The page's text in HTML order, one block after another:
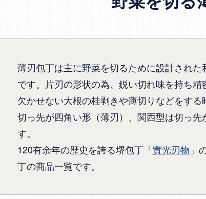
薄刃包丁は主に野菜を切るために設計され
です。片刃の形状の為、鋭い切れ味を持ち
欠かせない大根の桂剥きや薄切りなどをす
切っ先が四角い形（薄刃）、関西型は切っ
す。
120有余年の歴史を誇る堺包丁「實光刃物 」
丁の商品一覧です。